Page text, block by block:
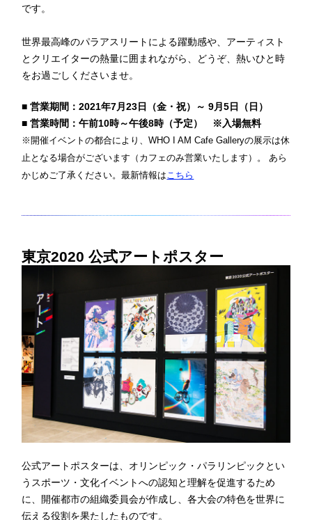
です。
世界最高峰のパラアスリートによる躍動感や、アーティスト
とクリエイターの熱量に囲まれながら、どうぞ、熱いひと時
をお過ごしくださいませ。
■ 営業期間：2021年7月23日（金・祝）～ 9月5日（日）
■ 営業時間：午前10時～午後8時（予定） ※入場無料
※開催イベントの都合により、WHO I AM Cafe Galleryの展示は休
止となる場合がございます（カフェのみ営業いたします）。 あら
かじめご了承ください。最新情報はこちら
東京2020 公式アートポスター
公式アートポスターは、オリンピック・パラリンピックとい
うスポーツ・文化イベントへの認知と理解を促進するため
に、開催都市の組織委員会が作成し、各大会の特色を世界に
伝える役割を果たしたものです。